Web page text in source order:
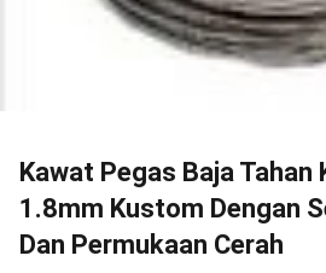
Kawat Pegas Baja Tahan
1.8mm Kustom Dengan
Dan Permukaan Cerah